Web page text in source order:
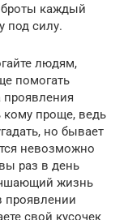
каждый
под силу.
людям,
помогать
проще, ведь
но бывает
невозможно
раз в день
жизнь
проявлении
свой кусочек